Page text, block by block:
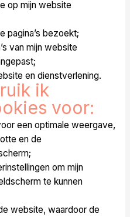
op mijn website
pagina’s bezoekt;
van mijn website
en dienstverlening.
ik
voor:
een optimale weergave,
en de
om mijn
te kunnen
website, waardoor de